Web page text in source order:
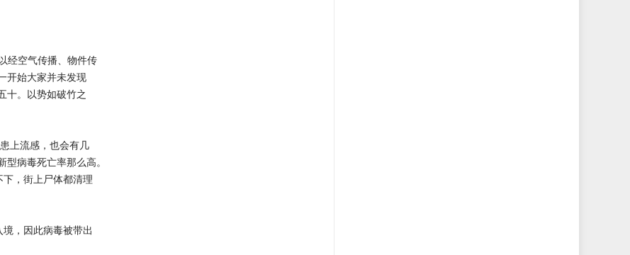
空气传播、物件传
开始大家并未发现
十。以势如破竹之
上流感，也会有几
病毒死亡率那么高。
，街上尸体都清理
，因此病毒被带出